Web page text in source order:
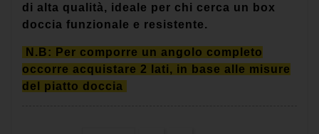
di alta qualità, ideale per chi cerca un box
doccia funzionale e resistente.
N.B: Per comporre un angolo completo
occorre acquistare 2 lati, in base alle misure
del piatto doccia